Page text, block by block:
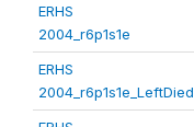
ERHS
2004_r6p1s1e
ERHS
2004_r6p1s1e_LeftDied